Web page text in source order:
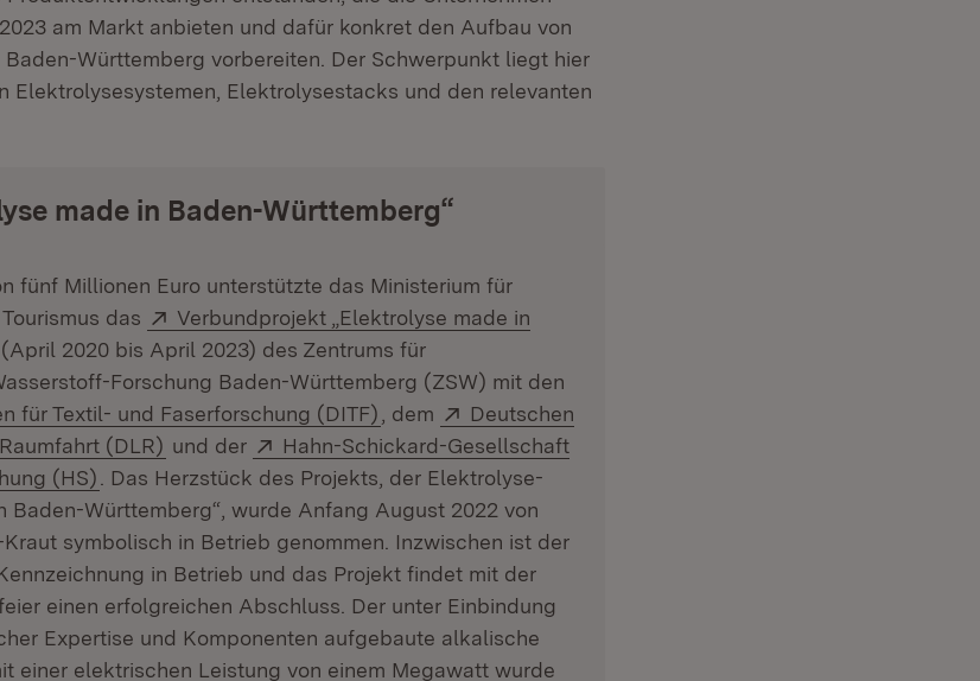
am Markt anbieten und dafür konkret den Aufbau von
Württemberg vorbereiten. Der Schwerpunkt liegt hier
Elektrolysesystemen, Elektrolysestacks und den relevanten
made in Baden-Württemberg“
fünf Millionen Euro unterstützte das Ministerium für
das
Extern:
Verbundprojekt „Elektrolyse made in
(Öffnet in neuem Fenster)
(April 2020 bis April 2023) des Zentrums für
Forschung Baden-Württemberg (ZSW) mit den
für Textil- und Faserforschung (DITF) (Öffnet in neuem Fenster)
, dem Extern:
Deutschen
(DLR) (Öffnet in neuem Fenster)
und der Extern:
Hahn-Schickard-Gesellschaft
(HS) (Öffnet in neuem Fenster)
. Das Herzstück des Projekts, der Elektrolyse-
Baden-Württemberg“, wurde Anfang August 2022 von
symbolisch in Betrieb genommen. Inzwischen ist der
in Betrieb und das Projekt findet mit der
einen erfolgreichen Abschluss. Der unter Einbindung
Expertise und Komponenten aufgebaute alkalische
einer elektrischen Leistung von einem Megawatt wurde